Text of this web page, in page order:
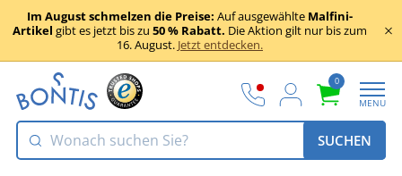
Im August schmelzen die Preise: Auf ausgewählte Malfini-
Artikel gibt es jetzt bis zu 50 % Rabatt. Die Aktion gilt nur bis zum
16. August. Jetzt entdecken.
0
MENU
SUCHEN